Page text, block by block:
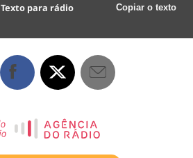
Texto para rádio Copiar o texto